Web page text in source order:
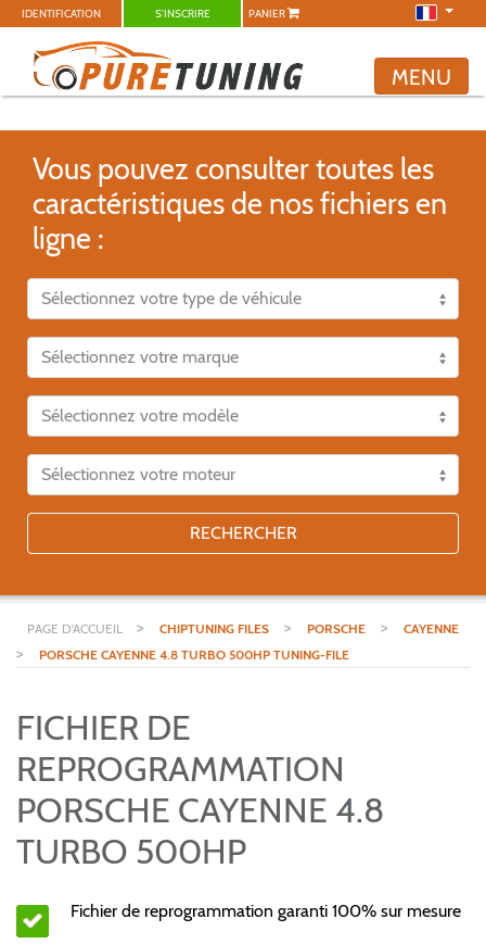
IDENTIFICATION S'INSCRIRE PANIER
MENU
Vous pouvez consulter toutes les
caractéristiques de nos fichiers en
ligne :
RECHERCHER
PAGE D'ACCUEIL > CHIPTUNING FILES > PORSCHE > CAYENNE
> PORSCHE CAYENNE 4.8 TURBO 500HP TUNING-FILE
FICHIER DE
REPROGRAMMATION
PORSCHE CAYENNE 4.8
TURBO 500HP
Fichier de reprogrammation garanti 100% sur mesure